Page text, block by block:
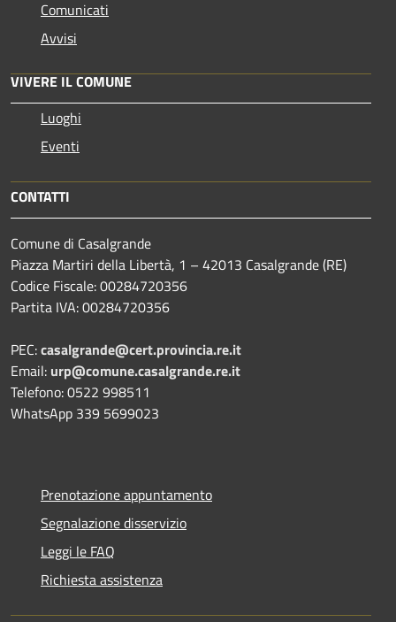
Comunicati
Avvisi
VIVERE IL COMUNE
Luoghi
Eventi
CONTATTI
Comune di Casalgrande
Piazza Martiri della Libertà, 1 – 42013 Casalgrande (RE)
Codice Fiscale: 00284720356
Partita IVA: 00284720356
PEC:casalgrande@cert.provincia.re.it
Email: urp@comune.casalgrande.re.it
Telefono: 0522 998511
WhatsApp 339 5699023
Prenotazione appuntamento
Segnalazione disservizio
Leggi le FAQ
Richiesta assistenza